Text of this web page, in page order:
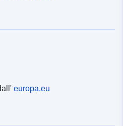
europa.eu